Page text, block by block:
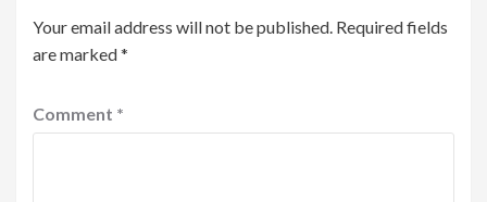
Your email address will not be published. Required fields
are marked*
Comment *